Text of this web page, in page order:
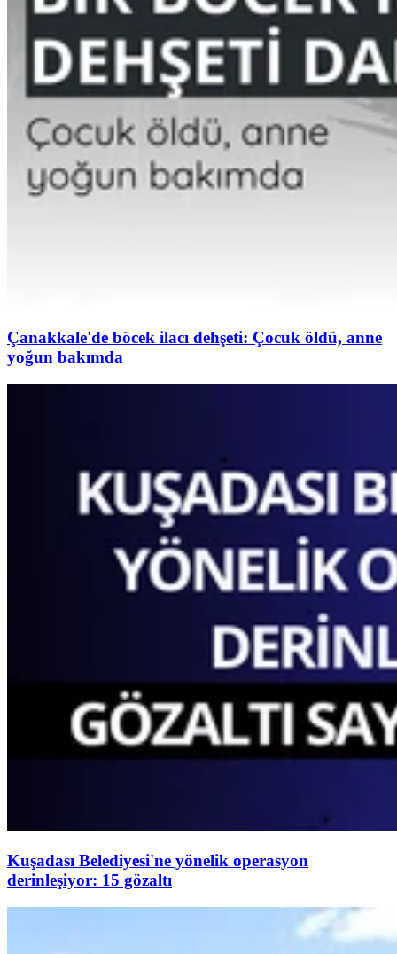
Çanakkale'de böcek ilacı dehşeti: Çocuk öldü, anne
yoğun bakımda
Kuşadası Belediyesi'ne yönelik operasyon
derinleşiyor: 15 gözaltı